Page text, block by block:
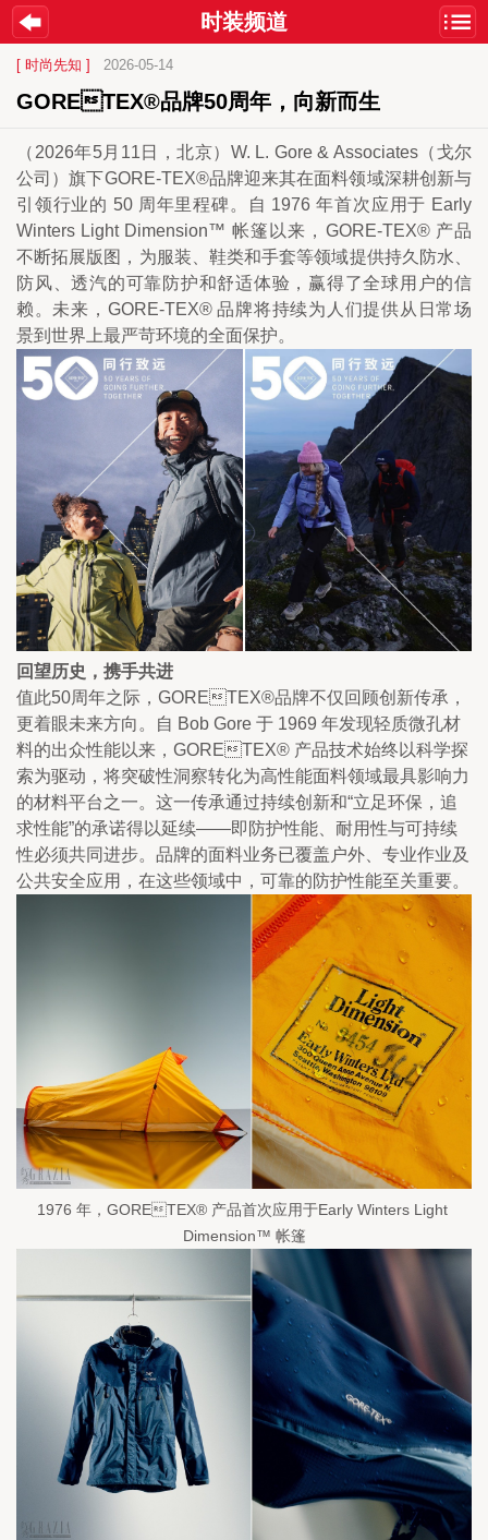
时装频道
[ 时尚先知 ] 2026-05-14
GORETEX®品牌50周年，向新而生
（2026年5月11日，北京）W. L. Gore & Associates（戈尔
公司）旗下GORE-TEX®品牌迎来其在面料领域深耕创新与
引领行业的 50 周年里程碑。自 1976 年首次应用于 Early
Winters Light Dimension™ 帐篷以来，GORE-TEX® 产品
不断拓展版图，为服装、鞋类和手套等领域提供持久防水、
防风、透汽的可靠防护和舒适体验，赢得了全球用户的信
赖。未来，GORE-TEX® 品牌将持续为人们提供从日常场
景到世界上最严苛环境的全面保护。
回望历史，携手共进
值此50周年之际，GORETEX®品牌不仅回顾创新传承，
更着眼未来方向。自 Bob Gore 于 1969 年发现轻质微孔材
料的出众性能以来，GORETEX® 产品技术始终以科学探
索为驱动，将突破性洞察转化为高性能面料领域最具影响力
的材料平台之一。这一传承通过持续创新和“立足环保，追
求性能”的承诺得以延续——即防护性能、耐用性与可持续
性必须共同进步。品牌的面料业务已覆盖户外、专业作业及
公共安全应用，在这些领域中，可靠的防护性能至关重要。
1976 年，GORETEX® 产品首次应用于Early Winters Light
Dimension™ 帐篷